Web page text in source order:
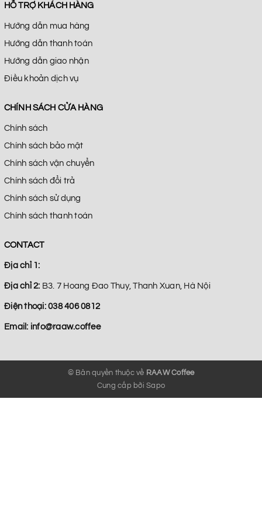
HỖ TRỢ KHÁCH HÀNG
Hướng dẫn mua hàng
Hướng dẫn thanh toán
Hướng dẫn giao nhận
Điều khoản dịch vụ
CHÍNH SÁCH CỬA HÀNG
Chính sách
Chính sách bảo mật
Chính sách vận chuyển
Chính sách đổi trả
Chính sách sử dụng
Chính sách thanh toán
CONTACT
Địa chỉ 1:
Địa chỉ 2: B3. 7 Hoang Đao Thuy, Thanh Xuan, Hà Nội
Điện thoại: 038 406 0812
Email: info@raaw.coffee
© Bản quyền thuộc về RAAW Coffee
Cung cấp bởiSapo